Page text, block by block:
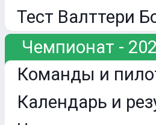
Тест Валттери
Чемпионат -
Команды и
Календарь и